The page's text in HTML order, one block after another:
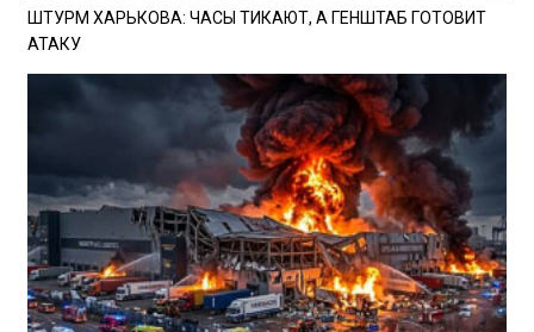
ШТУРМ ХАРЬКОВА: ЧАСЫ ТИКАЮТ, А ГЕНШТАБ ГОТОВИТ
АТАКУ